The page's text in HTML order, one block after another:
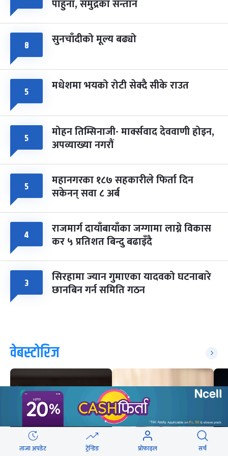
चैत्र ८, २०८३-Mar 22, 2027
पाहुना, समुद्रका सन्तान
८ सुनचाँदीको मूल्य बढ्यो
५ मधेशमा भयको रोटी सेक्दै सीके राउत
५ मोहन तिम्सिनाजी- मार्क्सवाद देववाणी होइन,
अपव्याख्या नगरौं
५ महानगरका १८७ सहकारीले फिर्ता दिन
सकेनन् सवा ८ अर्ब
४ राजमार्ग दायाँबायाँका जग्गामा लाग्ने विकास
कर ५ प्रतिशत बिन्दु बढाइँदै
३ सिरहामा ज्यान गुमाएका यादवको घटनाबारे
छानबिन गर्न समिति गठन
वेबस्टोरिज
ताजा अपडेट ट्रेन्डिङ प्रोफाइल सर्च